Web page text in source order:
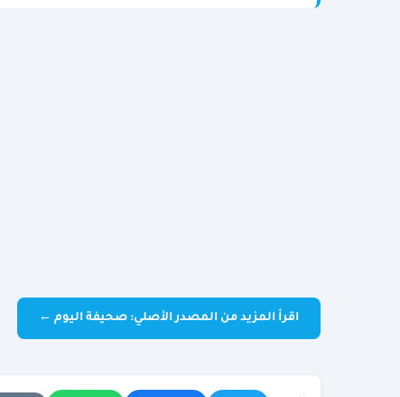
اقرأ المزيد من المصدر الأصلي: صحيفة اليوم ←